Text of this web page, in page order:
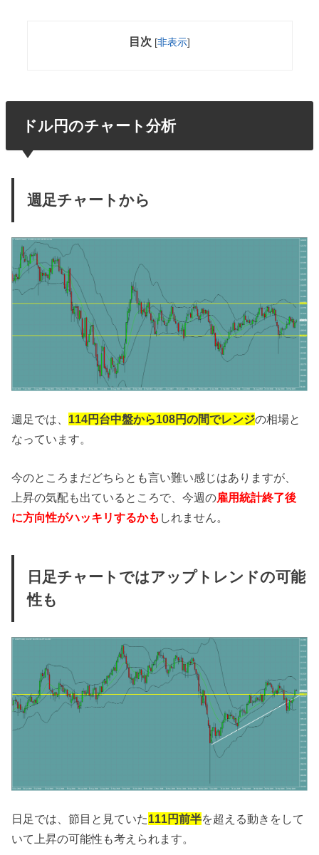
目次 [非表示]
ドル円のチャート分析
週足チャートから
週足では、 114円台中盤から108円の間でレンジの相場と
なっています。
今のところまだどちらとも言い難い感じはありますが、
上昇の気配も出ているところで、今週の雇用統計終了後
に方向性がハッキリするかも しれません。
日足チャートではアップトレンドの可能
性も
日足では、節目と見ていた111円前半を超える動きをして
いて上昇の可能性も考えられます。